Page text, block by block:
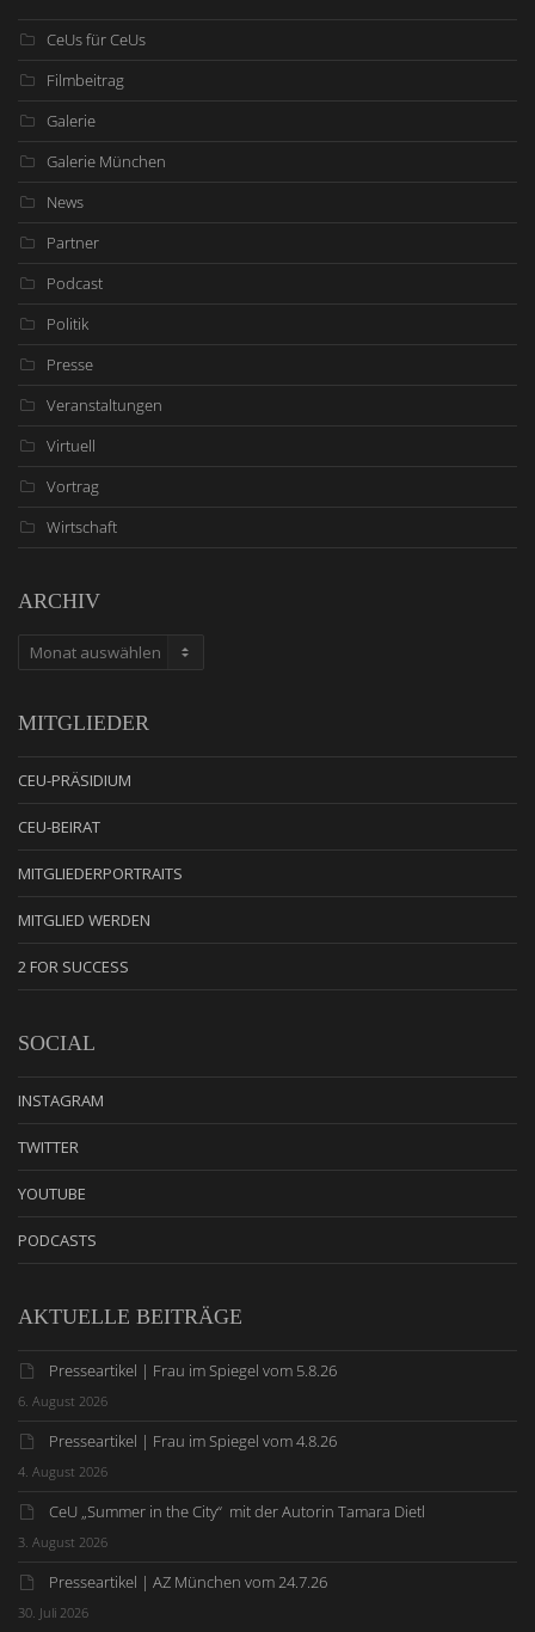
CeUs für CeUs
Filmbeitrag
Galerie
Galerie München
News
Partner
Podcast
Politik
Presse
Veranstaltungen
Virtuell
Vortrag
Wirtschaft
ARCHIV
ARCHIV
MITGLIEDER
CEU-PRÄSIDIUM
CEU-BEIRAT
MITGLIEDERPORTRAITS
MITGLIED WERDEN
2 FOR SUCCESS
SOCIAL
INSTAGRAM
TWITTER
YOUTUBE
PODCASTS
AKTUELLE BEITRÄGE
Presseartikel | Frau im Spiegel vom 5.8.26
6. August 2026
Presseartikel | Frau im Spiegel vom 4.8.26
4. August 2026
CeU „Summer in the City“ mit der Autorin Tamara Dietl
3. August 2026
Presseartikel | AZ München vom 24.7.26
30. Juli 2026